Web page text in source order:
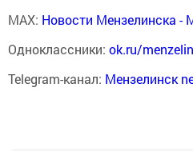
MAX: Новости Мензелинска -
Одноклассники: ok.ru/
Telegram-канал: Мензелинск